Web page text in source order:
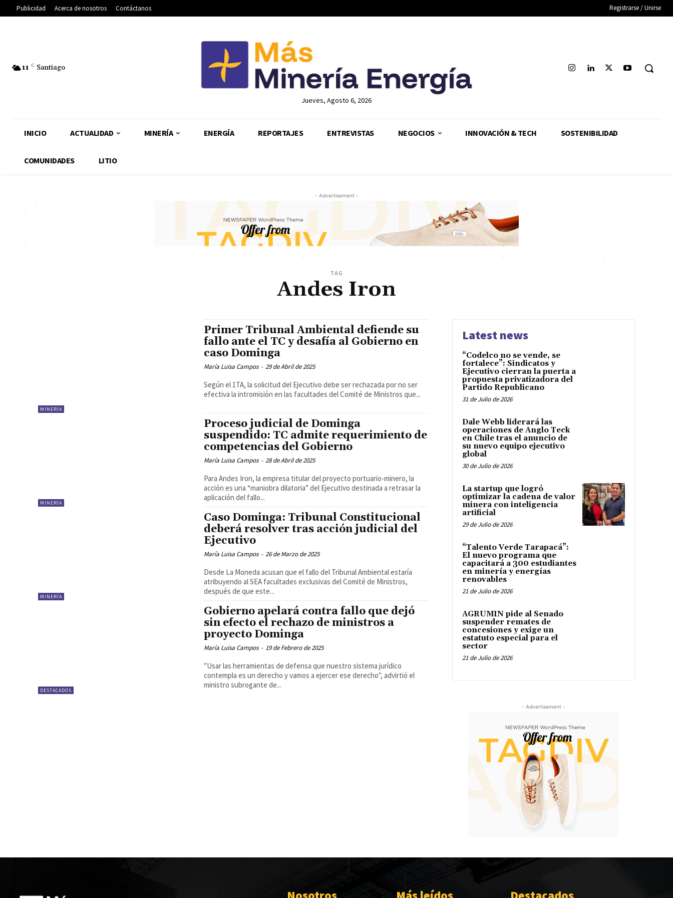
Publicidad Acerca de nosotros Contáctanos Registrarse / Unirse
11 C Santiago
Jueves, Agosto 6, 2026
INICIO ACTUALIDAD MINERÍA ENERGÍA REPORTAJES ENTREVISTAS NEGOCIOS INNOVACIÓN & TECH SOSTENIBILIDAD
COMUNIDADES LITIO
- Advertisement -
TAG
Andes Iron
MINERÍA
Primer Tribunal Ambiental defiende su
fallo ante el TC y desafía al Gobierno en
caso Dominga
María Luisa Campos - 29 de Abril de 2025
Según el 1TA, la solicitud del Ejecutivo debe ser rechazada por no ser
efectiva la intromisión en las facultades del Comité de Ministros que...
MINERÍA
Proceso judicial de Dominga
suspendido: TC admite requerimiento de
competencias del Gobierno
María Luisa Campos - 28 de Abril de 2025
Para Andes Iron, la empresa titular del proyecto portuario-minero, la
acción es una “maniobra dilatoria” del Ejecutivo destinada a retrasar la
aplicación del fallo...
MINERÍA
Caso Dominga: Tribunal Constitucional
deberá resolver tras acción judicial del
Ejecutivo
María Luisa Campos - 26 de Marzo de 2025
Desde La Moneda acusan que el fallo del Tribunal Ambiental estaría
atribuyendo al SEA facultades exclusivas del Comité de Ministros,
después de que este...
DESTACADOS
Gobierno apelará contra fallo que dejó
sin efecto el rechazo de ministros a
proyecto Dominga
María Luisa Campos - 19 de Febrero de 2025
"Usar las herramientas de defensa que nuestro sistema jurídico
contempla es un derecho y vamos a ejercer ese derecho", advirtió el
ministro subrogante de...
Latest news
“Codelco no se vende, se
fortalece”: Sindicatos y
Ejecutivo cierran la puerta a
propuesta privatizadora del
Partido Republicano
31 de Julio de 2026
Dale Webb liderará las
operaciones de Anglo Teck
en Chile tras el anuncio de
su nuevo equipo ejecutivo
global
30 de Julio de 2026
La startup que logró
optimizar la cadena de valor
minera con inteligencia
artificial
29 de Julio de 2026
“Talento Verde Tarapacá”:
El nuevo programa que
capacitará a 300 estudiantes
en minería y energías
renovables
21 de Julio de 2026
AGRUMIN pide al Senado
suspender remates de
concesiones y exige un
estatuto especial para el
sector
21 de Julio de 2026
- Advertisement -